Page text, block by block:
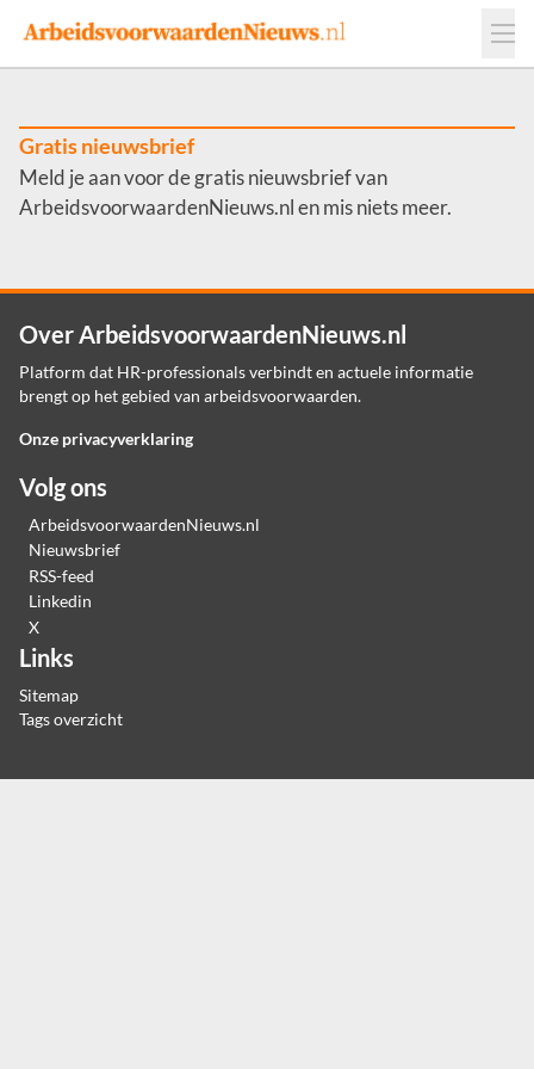
Events
Adverteren
Werkgevers
Contact
Gratis nieuwsbrief
Meld je aan voor de gratis nieuwsbrief van
ArbeidsvoorwaardenNieuws.nl en mis niets meer.
Over ArbeidsvoorwaardenNieuws.nl
Platform dat HR-professionals verbindt en actuele informatie
brengt op het gebied van arbeidsvoorwaarden.
Onze privacyverklaring
Volg ons
ArbeidsvoorwaardenNieuws.nl
Nieuwsbrief
RSS-feed
Linkedin
X
Links
Sitemap
Tags overzicht